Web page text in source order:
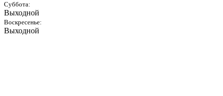
Суббота:
Выходной
Воскресенье:
Выходной